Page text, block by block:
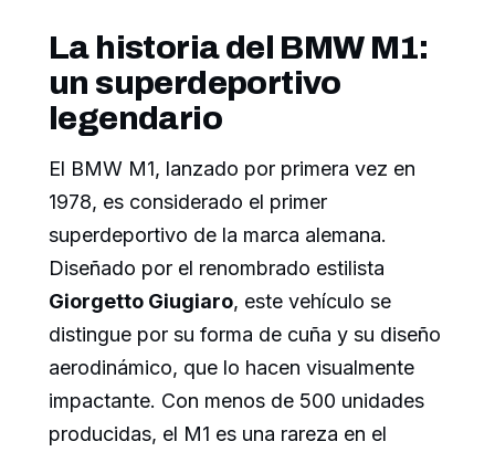
La historia del BMW M1:
un superdeportivo
legendario
El BMW M1, lanzado por primera vez en
1978, es considerado el primer
superdeportivo de la marca alemana.
Diseñado por el renombrado estilista
Giorgetto Giugiaro, este vehículo se
distingue por su forma de cuña y su diseño
aerodinámico, que lo hacen visualmente
impactante. Con menos de 500 unidades
producidas, el M1 es una rareza en el